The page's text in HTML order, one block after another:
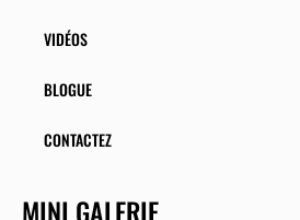
VIDÉOS
BLOGUE
CONTACTEZ
MINI GALERIE